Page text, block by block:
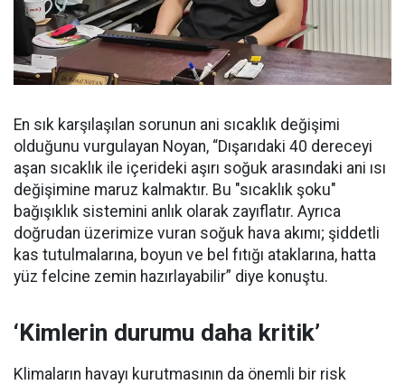
En sık karşılaşılan sorunun ani sıcaklık değişimi
olduğunu vurgulayan Noyan, “Dışarıdaki 40 dereceyi
aşan sıcaklık ile içerideki aşırı soğuk arasındaki ani ısı
değişimine maruz kalmaktır. Bu "sıcaklık şoku"
bağışıklık sistemini anlık olarak zayıflatır. Ayrıca
doğrudan üzerimize vuran soğuk hava akımı; şiddetli
kas tutulmalarına, boyun ve bel fıtığı ataklarına, hatta
yüz felcine zemin hazırlayabilir” diye konuştu.
‘Kimlerin durumu daha kritik’
Klimaların havayı kurutmasının da önemli bir risk